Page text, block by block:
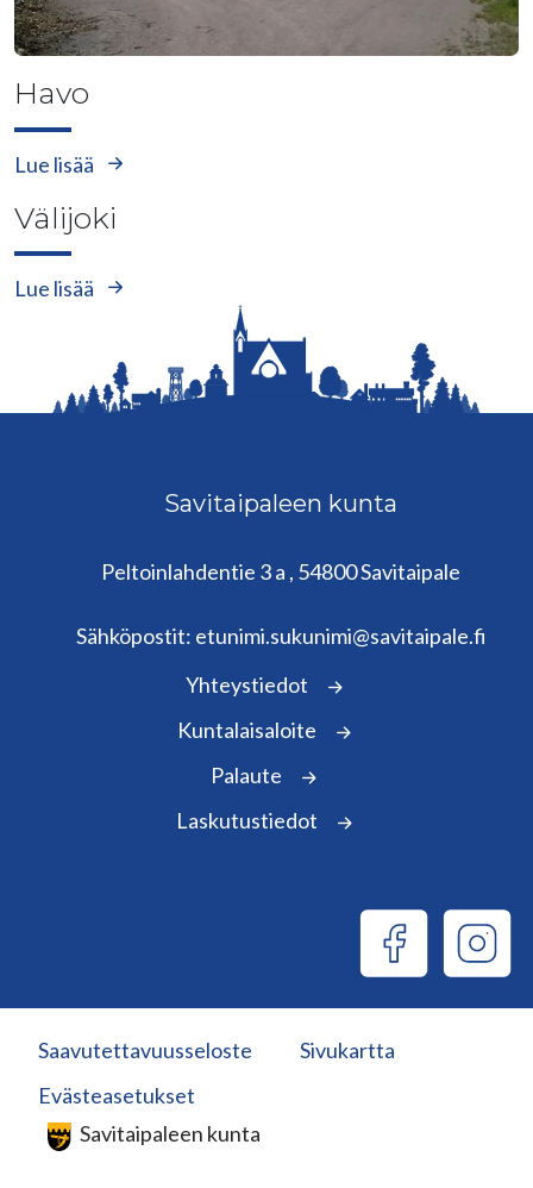
Havo
Lue lisää
Välijoki
Lue lisää
Savitaipaleen kunta
Peltoinlahdentie 3 a , 54800 Savitaipale
Sähköpostit: etunimi.sukunimi@savitaipale.fi
Yhteystiedot
Kuntalaisaloite
Palaute
Laskutustiedot
Saavutettavuusseloste
Sivukartta
Evästeasetukset
Savitaipaleen kunta